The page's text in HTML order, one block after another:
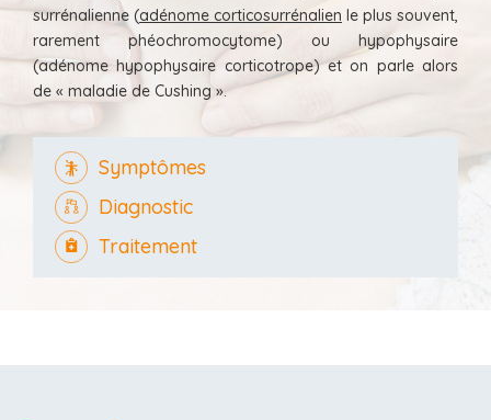
surrénalienne (adénome corticosurrénalien le plus souvent,
rarement phéochromocytome) ou hypophysaire
(adénome hypophysaire corticotrope) et on parle alors
de « maladie de Cushing ».
Symptômes
Diagnostic
Traitement